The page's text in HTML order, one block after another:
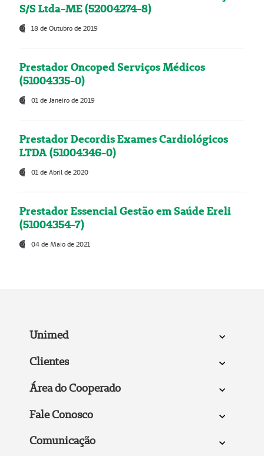
S/S Ltda-ME (52004274-8)
18 de Outubro de 2019
Prestador Oncoped Serviços Médicos
(51004335-0)
01 de Janeiro de 2019
Prestador Decordis Exames Cardiológicos
LTDA (51004346-0)
01 de Abril de 2020
Prestador Essencial Gestão em Saúde Ereli
(51004354-7)
04 de Maio de 2021
Unimed
Clientes
Área do Cooperado
Fale Conosco
Comunicação